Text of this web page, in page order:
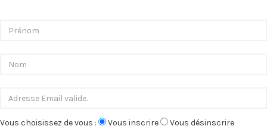
Vous choisissez de vous : Vous inscrire Vous désinscrire